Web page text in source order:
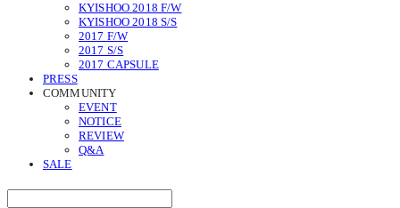
KYISHOO 2018 F/W
KYISHOO 2018 S/S
2017 F/W
2017 S/S
2017 CAPSULE
PRESS
COMMUNITY
EVENT
NOTICE
REVIEW
Q&A
SALE